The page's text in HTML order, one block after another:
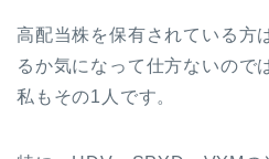
高配当株を保有されている方
るか気になって仕方ないので
私もその1人です。